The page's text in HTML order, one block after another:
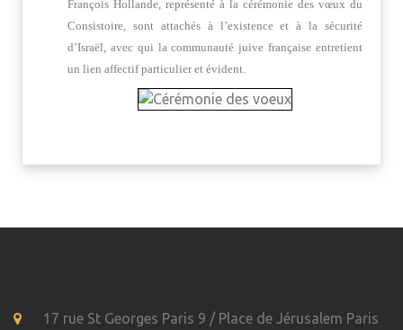
François Hollande, représenté à la cérémonie des vœux du
Consistoire, sont attachés à l’existence et à la sécurité
d’Israël, avec qui la communauté juive française entretient
un lien affectif particulier et évident.
17 rue St Georges Paris 9 / Place de Jérusalem Paris